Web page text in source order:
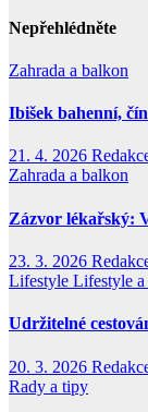
Nepřehlédněte
Zahrada a balkon
Ibišek bahenní,
21. 4. 2026
Zahrada a balkon
Zázvor lékařský:
23. 3. 2026
Lifestyle Lifestyle
Udržitelné
20. 3. 2026
Rady a tipy